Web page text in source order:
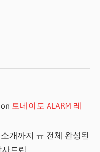
on 토네이도 ALARM 레
개까지 ㅠ 전체 완성된
사드립…